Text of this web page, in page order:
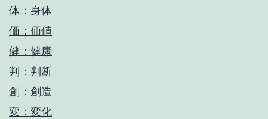
体：身体
価：価値
健：健康
判：判断
創：創造
変：変化